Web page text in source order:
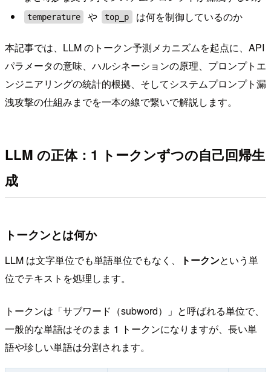
temperature や top_p は何を制御しているのか
本記事では、LLM のトークン予測メカニズムを起点に、API
パラメータの意味、ハルシネーションの原理、プロンプトエ
ンジニアリングの統計的根拠、そしてシステムプロンプト漏
洩攻撃の仕組みまでを一本の線で繋いで解説します。
LLM の正体：1 トークンずつの自己回帰生
成
トークンとは何か
LLM は文字単位でも単語単位でもなく、 トークンという単
位でテキストを処理します。
トークンは「サブワード（subword）」と呼ばれる単位で、
一般的な単語はそのまま 1 トークンになりますが、長い単
語や珍しい単語は分割されます。